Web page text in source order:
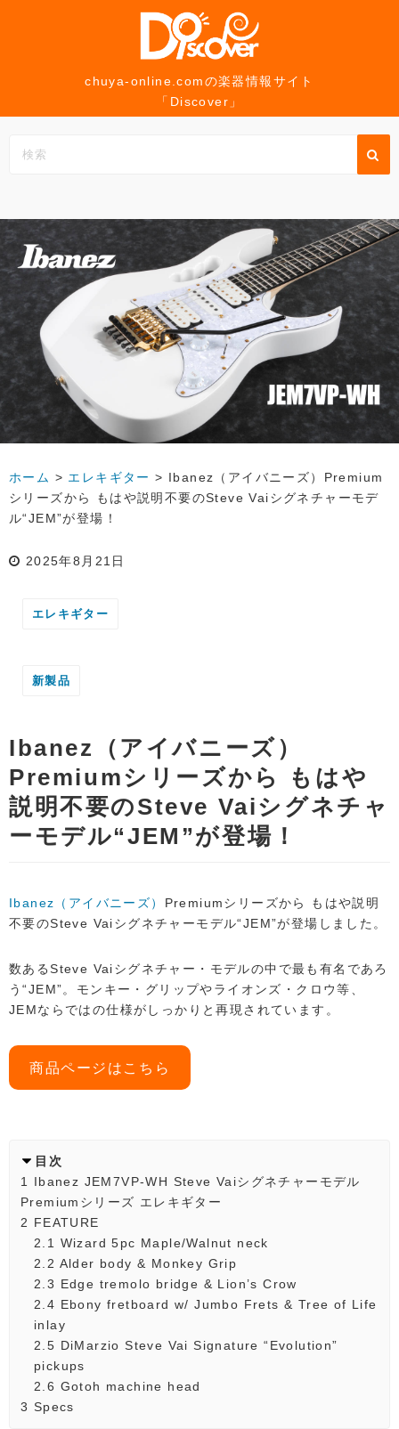
プ
chuya-online.comの楽器情報サイト
「Discover」
ホーム > エレキギター > Ibanez（アイバニーズ）Premium
シリーズから もはや説明不要のSteve Vaiシグネチャーモデ
ル“JEM”が登場！
2025年8月21日
エレキギター
新製品
Ibanez（アイバニーズ）
Premiumシリーズから もはや
説明不要のSteve Vaiシグネチャ
ーモデル“JEM”が登場！
Ibanez（アイバニーズ） Premiumシリーズから もはや説明
不要のSteve Vaiシグネチャーモデル“JEM”が登場しました。
数あるSteve Vaiシグネチャー・モデルの中で最も有名であろ
う“JEM”。モンキー・グリップやライオンズ・クロウ等、
JEMならではの仕様がしっかりと再現されています。
商品ページはこちら
目次
1 Ibanez JEM7VP-WH Steve Vaiシグネチャーモデル
Premiumシリーズ エレキギター
2 FEATURE
2.1 Wizard 5pc Maple/Walnut neck
2.2 Alder body & Monkey Grip
2.3 Edge tremolo bridge & Lion’s Crow
2.4 Ebony fretboard w/ Jumbo Frets & Tree of Life
inlay
2.5 DiMarzio Steve Vai Signature “Evolution”
pickups
2.6 Gotoh machine head
3 Specs